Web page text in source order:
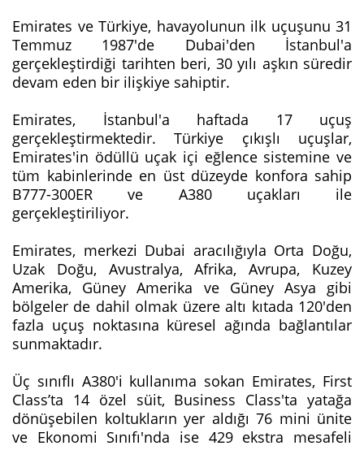
Emirates ve Türkiye, havayolunun ilk uçuşunu 31
Temmuz 1987'de Dubai'den İstanbul'a
gerçekleştirdiği tarihten beri, 30 yılı aşkın süredir
devam eden bir ilişkiye sahiptir.
Emirates, İstanbul'a haftada 17 uçuş
gerçekleştirmektedir. Türkiye çıkışlı uçuşlar,
Emirates'in ödüllü uçak içi eğlence sistemine ve
tüm kabinlerinde en üst düzeyde konfora sahip
B777-300ER ve A380 uçakları ile
gerçekleştiriliyor.
Emirates, merkezi Dubai aracılığıyla Orta Doğu,
Uzak Doğu, Avustralya, Afrika, Avrupa, Kuzey
Amerika, Güney Amerika ve Güney Asya gibi
bölgeler de dahil olmak üzere altı kıtada 120'den
fazla uçuş noktasına küresel ağında bağlantılar
sunmaktadır.
Üç sınıflı A380'i kullanıma sokan Emirates, First
Class’ta 14 özel süit, Business Class'ta yatağa
dönüşebilen koltukların yer aldığı 76 mini ünite
ve Ekonomi Sınıfı'nda ise 429 ekstra mesafeli